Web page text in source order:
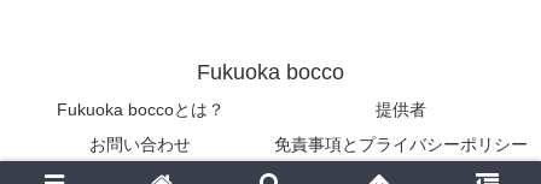
Fukuoka bocco
Fukuoka boccoとは？
提供者
お問い合わせ
免責事項とプライバシーポリシー